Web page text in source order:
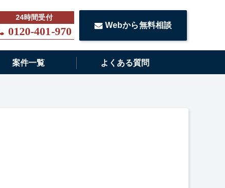
0120-401-970 Webから無料相談
案件一覧 よくある質問